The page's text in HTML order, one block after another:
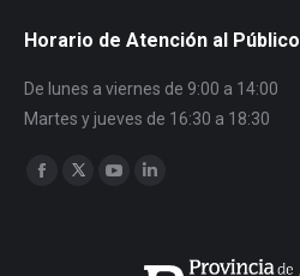
Horario de Atención al Público
De lunes a viernes de 9:00 a 14:00
Martes y jueves de 16:30 a 18:30
Encuéntranos en:
Facebook